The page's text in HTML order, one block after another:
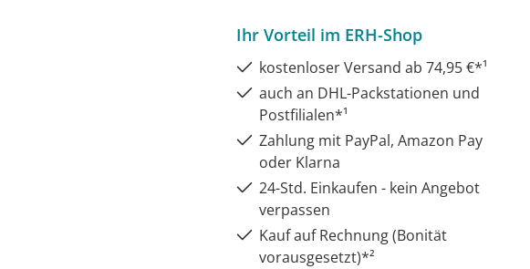
Ihr Vorteil im ERH-Shop
kostenloser Versand ab 74,95 €*¹
auch an DHL-Packstationen und
Postfilialen*¹
Zahlung mit PayPal, Amazon Pay
oder Klarna
24-Std. Einkaufen - kein Angebot
verpassen
Kauf auf Rechnung (Bonität
vorausgesetzt)*²